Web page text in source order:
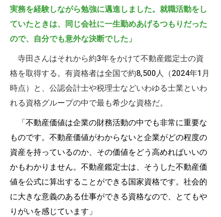
実務を経験しながら勉強に邁進しました。就職活動をし
ていたときは、同じ会社に一生勤めあげるつもりだった
ので、自分でも意外な決断でした」
寺田さんはそれから約3年をかけて不動産鑑定士の資
格を取得する。有資格者は全国で約8,500人（2024年1月
時点）と、公認会計士や税理士などいわゆる士業といわ
れる資格グループの中で最も希少な資格だ。
「不動産価値は企業の財務活動の中でも非常に重要な
ものです。不動産価値がわからないと企業がどの程度の
資産を持っているのか、その価値をどう高めればいいの
かもわかりません。不動産鑑定士は、そうした不動産価
値を公式に算出することができる国家資格です。社会的
に大きな意義のある仕事ができる資格なので、とてもや
りがいを感じています」